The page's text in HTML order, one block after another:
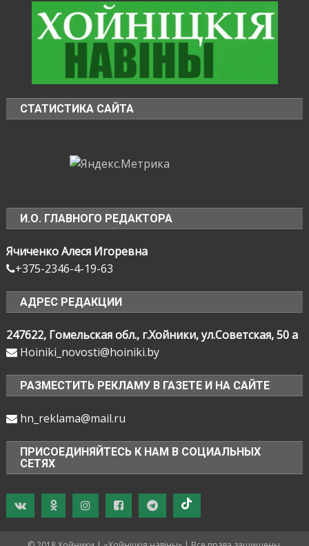
СТАТИСТИКА САЙТА
И.О. ГЛАВНОГО РЕДАКТОРА
Ячиченко Алеся Игоревна
+375-2346-4-19-63
АДРЕС РЕДАКЦИИ
247622, Гомельская обл., г.Хойники, ул.Советская, 50 а
Hoiniki_novosti@hoiniki.by
РАЗМЕСТИТЬ РЕКЛАМУ В ГАЗЕТЕ И НА САЙТЕ
hn_reklama@mail.ru
ПРИСОЕДИНЯЙТЕСЬ К НАМ В СОЦИАЛЬНЫХ
СЕТЯХ